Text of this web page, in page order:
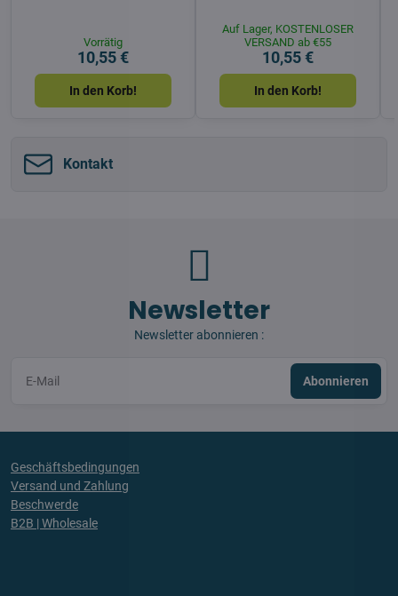
Vorrätig
10,55 €
In den Korb!
Auf Lager, KOSTENLOSER
VERSAND ab €55
10,55 €
In den Korb!
Kontakt
Newsletter
Newsletter abonnieren :
Abonnieren
Geschäftsbedingungen
Versand und Zahlung
Beschwerde
B2B | Wholesale